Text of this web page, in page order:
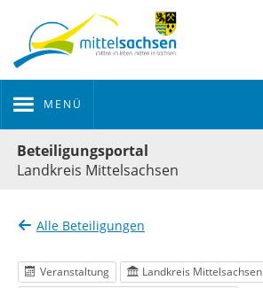
MENÜ
Beteiligungsportal
Landkreis Mittelsachsen
Alle Beteiligungen
Veranstaltung
Landkreis Mittelsachsen